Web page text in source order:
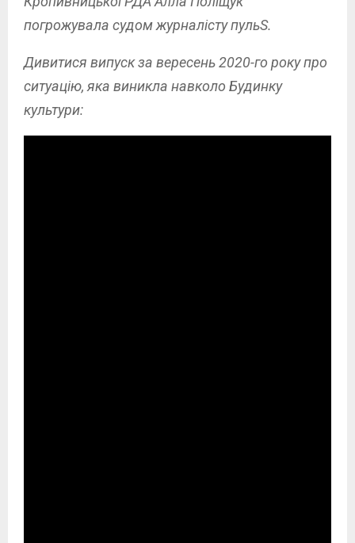
погрожувала судом журналісту пульS.
Дивитися випуск за вересень 2020-го року про
ситуацію, яка виникла навколо Будинку
культури: